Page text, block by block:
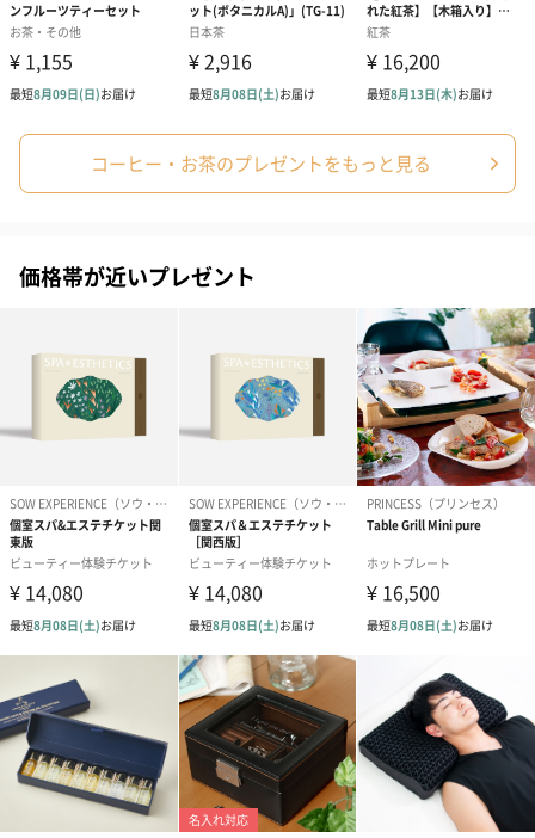
コーヒー・お茶のプレゼントをもっと見る
価格帯が近いプレゼント